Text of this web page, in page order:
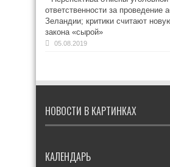
ответственности за проведение
Зеландии; критики считают
закона «сырой»
05.08.2019
НОВОСТИ В КАРТИНКАХ
КАЛЕНДАРЬ